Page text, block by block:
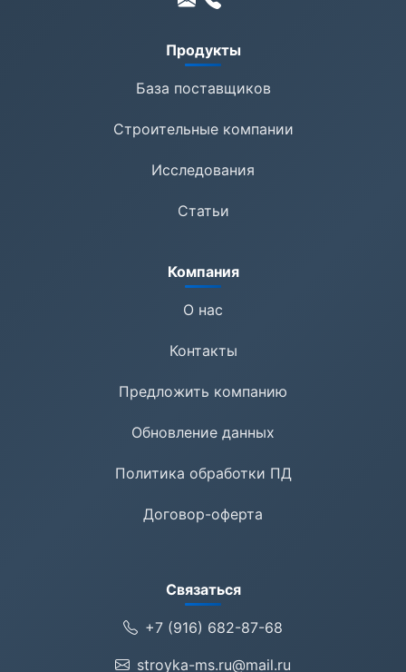
Продукты
База поставщиков
Строительные компании
Исследования
Статьи
Компания
О нас
Контакты
Предложить компанию
Обновление данных
Политика обработки ПД
Договор-оферта
Связаться
+7 (916) 682-87-68
stroyka-ms.ru@mail.ru